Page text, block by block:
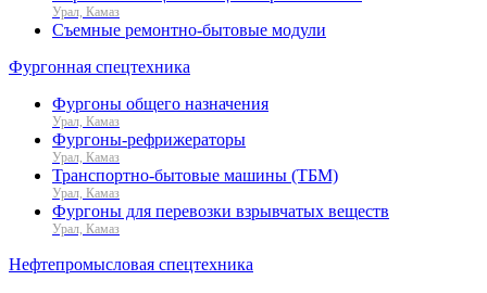
Урал, Камаз
Съемные ремонтно-бытовые модули
Фургонная спецтехника
Фургоны общего назначения
Урал, Камаз
Фургоны-рефрижераторы
Урал, Камаз
Транспортно-бытовые машины (ТБМ)
Урал, Камаз
Фургоны для перевозки взрывчатых веществ
Урал, Камаз
Нефтепромысловая спецтехника